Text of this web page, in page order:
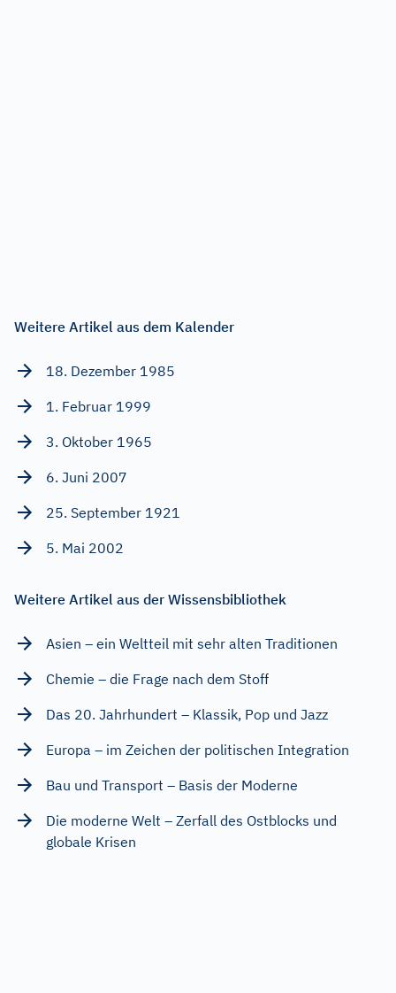
Weitere Artikel aus dem Kalender
18. Dezember 1985
1. Februar 1999
3. Oktober 1965
6. Juni 2007
25. September 1921
5. Mai 2002
Weitere Artikel aus der Wissensbibliothek
Asien – ein Weltteil mit sehr alten Traditionen
Chemie – die Frage nach dem Stoff
Das 20. Jahrhundert – Klassik, Pop und Jazz
Europa – im Zeichen der politischen Integration
Bau und Transport – Basis der Moderne
Die moderne Welt – Zerfall des Ostblocks und
globale Krisen